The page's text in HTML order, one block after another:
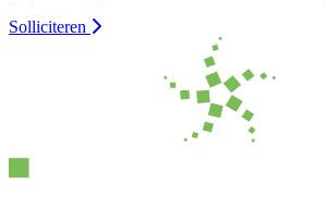
Solliciteren